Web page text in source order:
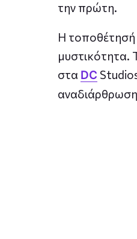
την πρώτη.
Η τοποθέτησή
μυστικότητα.
στα DC